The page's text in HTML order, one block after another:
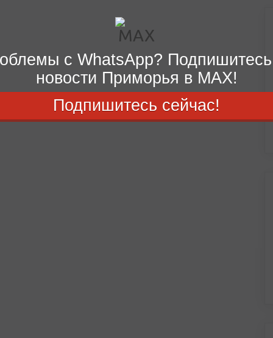
с WhatsApp?
новости Приморья в MAX!
Подпишитесь сейчас!